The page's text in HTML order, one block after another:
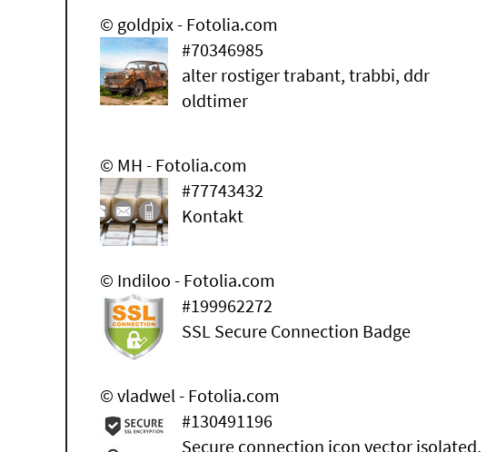
© goldpix - Fotolia.com
#70346985
alter rostiger trabant, trabbi, ddr
oldtimer
© MH - Fotolia.com
#77743432
Kontakt
© Indiloo - Fotolia.com
#199962272
SSL Secure Connection Badge
© vladwel - Fotolia.com
#130491196
Secure connection icon vector isolated,